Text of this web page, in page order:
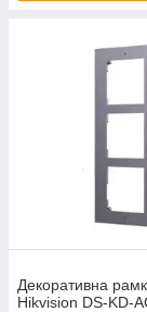
Декоративна
Hikvision DS-KD-